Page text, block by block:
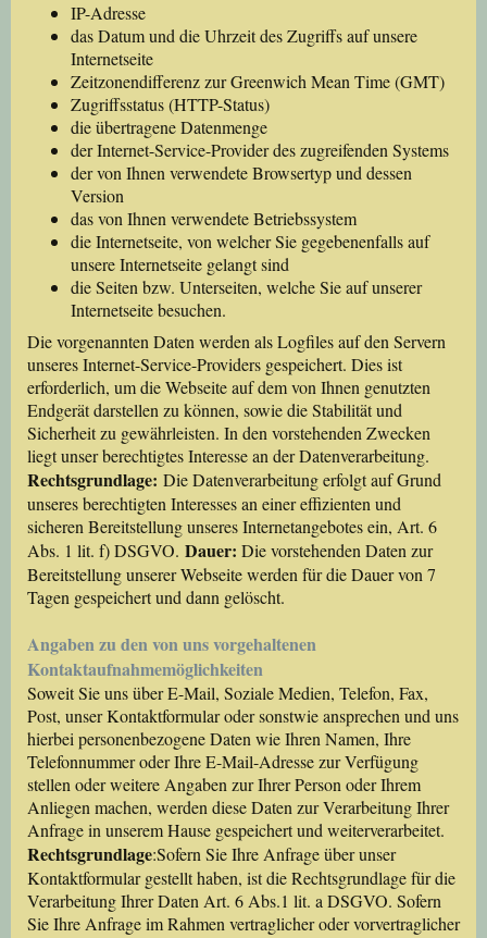
IP-Adresse
das Datum und die Uhrzeit des Zugriffs auf unsere
Internetseite
Zeitzonendifferenz zur Greenwich Mean Time (GMT)
Zugriffsstatus (HTTP-Status)
die übertragene Datenmenge
der Internet-Service-Provider des zugreifenden Systems
der von Ihnen verwendete Browsertyp und dessen
Version
das von Ihnen verwendete Betriebssystem
die Internetseite, von welcher Sie gegebenenfalls auf
unsere Internetseite gelangt sind
die Seiten bzw. Unterseiten, welche Sie auf unserer
Internetseite besuchen.
Die vorgenannten Daten werden als Logfiles auf den Servern
unseres Internet-Service-Providers gespeichert. Dies ist
erforderlich, um die Webseite auf dem von Ihnen genutzten
Endgerät darstellen zu können, sowie die Stabilität und
Sicherheit zu gewährleisten. In den vorstehenden Zwecken
liegt unser berechtigtes Interesse an der Datenverarbeitung.
Rechtsgrundlage: Die Datenverarbeitung erfolgt auf Grund
unseres berechtigten Interesses an einer effizienten und
sicheren Bereitstellung unseres Internetangebotes ein, Art. 6
Abs. 1 lit. f) DSGVO. Dauer: Die vorstehenden Daten zur
Bereitstellung unserer Webseite werden für die Dauer von 7
Tagen gespeichert und dann gelöscht.
Angaben zu den von uns vorgehaltenen
Kontaktaufnahmemöglichkeiten
Soweit Sie uns über E-Mail, Soziale Medien, Telefon, Fax,
Post, unser Kontaktformular oder sonstwie ansprechen und uns
hierbei personenbezogene Daten wie Ihren Namen, Ihre
Telefonnummer oder Ihre E-Mail-Adresse zur Verfügung
stellen oder weitere Angaben zur Ihrer Person oder Ihrem
Anliegen machen, werden diese Daten zur Verarbeitung Ihrer
Anfrage in unserem Hause gespeichert und weiterverarbeitet.
Rechtsgrundlage:Sofern Sie Ihre Anfrage über unser
Kontaktformular gestellt haben, ist die Rechtsgrundlage für die
Verarbeitung Ihrer Daten Art. 6 Abs.1 lit. a DSGVO. Sofern
Sie Ihre Anfrage im Rahmen vertraglicher oder vorvertraglicher